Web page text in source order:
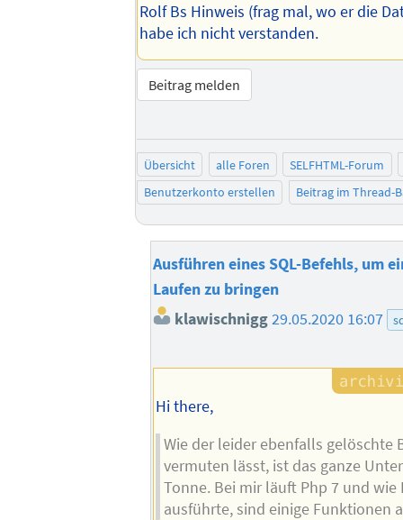
Rolf Bs Hinweis (frag mal, wo er die
habe ich nicht verstanden.
Beitrag melden
Übersicht alle Foren
SELFHTML-Forum
Benutzerkonto erstellen
Beitrag im Thread-
Ausführen eines SQL-Befehls, um
Laufen zu bringen
klawischnigg29.05.2020 16:07
Hi there,
Wie der leider ebenfalls gelöschte
vermuten lässt, ist das ganze
Tonne. Bei mir läuft Php 7 und wie
ausführte, sind einige Funktionen